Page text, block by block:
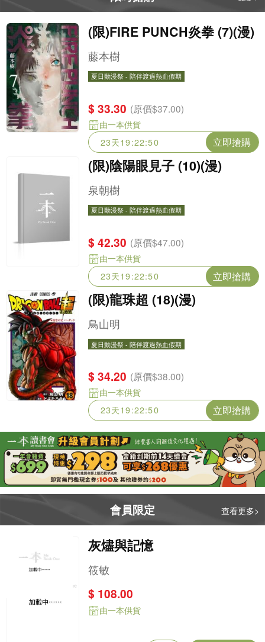
(限)FIRE PUNCH炎拳 (7)(漫)
藤本樹
夏日動漫祭 - 陪伴渡過熱血假期
$ 33.30 (原價$37.00)
由一本供貨
23天19:22:48
立即搶購
(限)陰陽眼見子 (10)(漫)
泉朝樹
夏日動漫祭 - 陪伴渡過熱血假期
$ 42.30 (原價$47.00)
由一本供貨
23天19:22:48
立即搶購
(限)龍珠超 (18)(漫)
鳥山明
夏日動漫祭 - 陪伴渡過熱血假期
$ 34.20 (原價$38.00)
由一本供貨
23天19:22:48
立即搶購
會員限定 查看更多>
灰燼與記憶
筱敏
$ 108.00
由一本供貨